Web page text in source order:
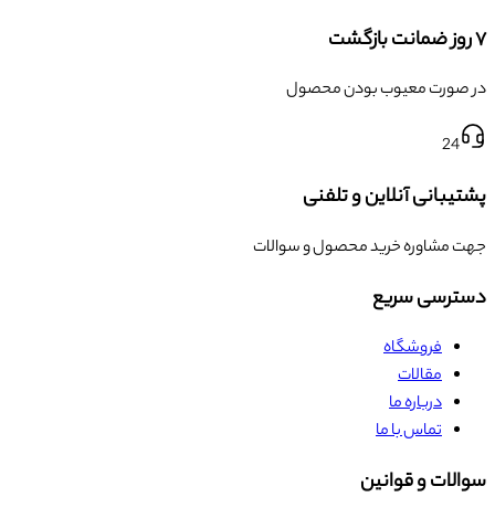
۷ روز ضمانت بازگشت
در صورت معیوب بودن محصول
24
پشتیبانی آنلاین و تلفنی
جهت مشاوره خرید محصول و سوالات
دسترسی سریع
فروشگاه
مقالات
درباره ما
تماس با ما
سوالات و قوانین